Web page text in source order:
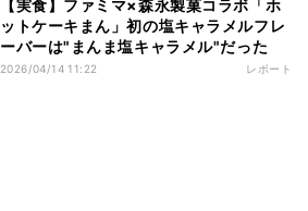
【実食】ファミマ×森永製菓コラボ「ホ
ットケーキまん」初の塩キャラメルフレ
ーバーは"まんま塩キャラメル"だった
2026/04/14 11:22 レポート